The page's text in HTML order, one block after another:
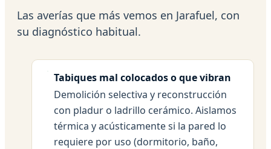
Las averías que más vemos en Jarafuel, con
su diagnóstico habitual.
Tabiques mal colocados o que vibran
Demolición selectiva y reconstrucción
con pladur o ladrillo cerámico. Aislamos
térmica y acústicamente si la pared lo
requiere por uso (dormitorio, baño,